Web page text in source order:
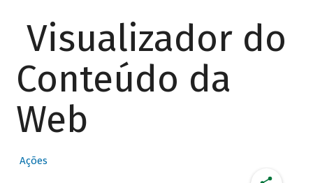
Visualizador do
Conteúdo da
Web
Ações